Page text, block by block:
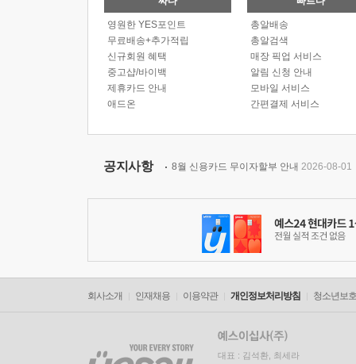
영원한 YES포인트
무료배송+추가적립
신규회원 혜택
중고샵/바이백
제휴카드 안내
애드온
총알배송
총알검색
매장 픽업 서비스
알림 신청 안내
모바일 서비스
간편결제 서비스
공지사항 8월 신용카드 무이자할부 안내 2026-08-01
회사소개 인재채용 이용약관 개인정보처리방침 청소년보
대표 : 김석환, 최세라